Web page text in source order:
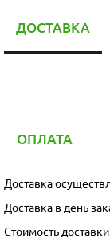
ДОСТАВКА
ОПЛАТА
Доставка
Доставка в день
Стоимость